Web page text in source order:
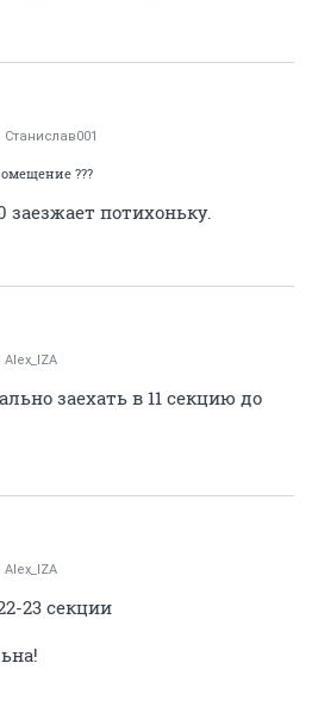
Станислав001
???
заезжает потихоньку.
Alex_IZA
заехать в 11 секцию до
Alex_IZA
23 секции